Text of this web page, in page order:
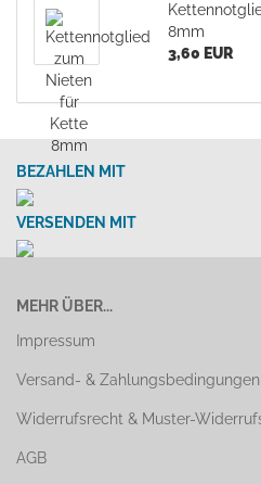
8mm
3,60 EUR
BEZAHLEN MIT
VERSENDEN MIT
MEHR ÜBER...
Impressum
Versand- & Zahlungsbedingungen
Widerrufsrecht & Muster-
AGB